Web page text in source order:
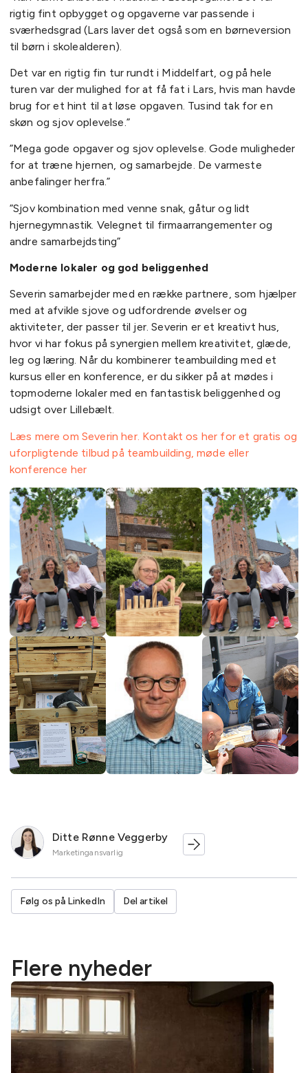
rigtig fint opbygget og opgaverne var passende i
sværhedsgrad (Lars laver det også som en børneversion
til børn i skolealderen).
Det var en rigtig fin tur rundt i Middelfart, og på hele
turen var der mulighed for at få fat i Lars, hvis man havde
brug for et hint til at løse opgaven. Tusind tak for en
skøn og sjov oplevelse.”
”Mega gode opgaver og sjov oplevelse. Gode muligheder
for at træne hjernen, og samarbejde. De varmeste
anbefalinger herfra.”
”Sjov kombination med venne snak, gåtur og lidt
hjernegymnastik. Velegnet til firmaarrangementer og
andre samarbejdsting”
Moderne lokaler og god beliggenhed
Severin samarbejder med en række partnere, som hjælper
med at afvikle sjove og udfordrende øvelser og
aktiviteter, der passer til jer. Severin er et kreativt hus,
hvor vi har fokus på synergien mellem kreativitet, glæde,
leg og læring. Når du kombinerer teambuilding med et
kursus eller en konference, er du sikker på at mødes i
topmoderne lokaler med en fantastisk beliggenhed og
udsigt over Lillebælt.
Læs mere om Severin her. Kontakt os her for et gratis og
uforpligtende tilbud på teambuilding, møde eller
konference her
Ditte Rønne Veggerby
Marketingansvarlig
Følg os på LinkedIn Del artikel
Flere nyheder